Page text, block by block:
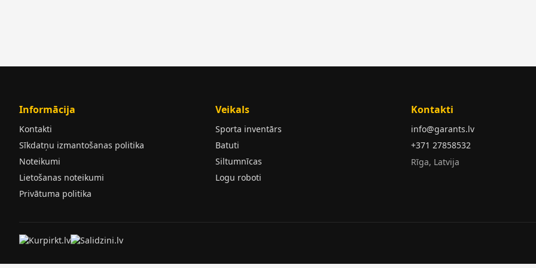
Informācija
Kontakti
Sīkdatņu izmantošanas politika
Noteikumi
Lietošanas noteikumi
Privātuma politika
Veikals
Sporta inventārs
Batuti
Siltumnīcas
Logu roboti
Kontakti
info@garants.lv
+371 27858532
Rīga, Latvija